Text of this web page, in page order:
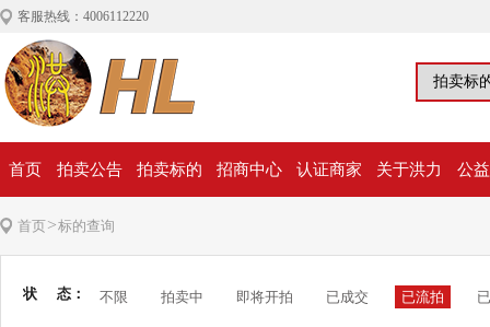
客服热线：4006112220
首页 拍卖公告 拍卖标的 招商中心 认证商家 关于洪力 公
首页>标的查询
状 态： 不限 拍卖中 即将开拍 已成交 已流拍